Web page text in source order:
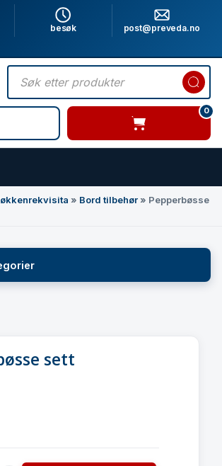
besøk post@preveda.no
Products
search
0
varer i handlevogn
» Bord tilbehør» Pepperbøsse
sett